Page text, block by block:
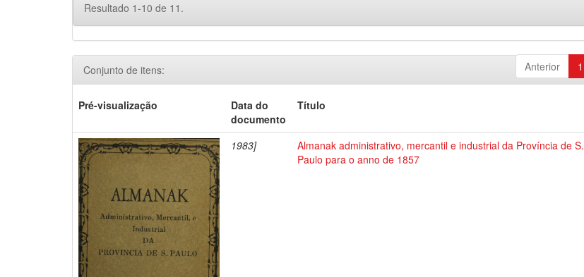
Resultado 1-10 de 11.
Anterior 1
Conjunto de itens:
Pré-visualização
Data do
documento
Título
1983]
Almanak administrativo, mercantil e industrial da Província de S.
Paulo para o anno de 1857